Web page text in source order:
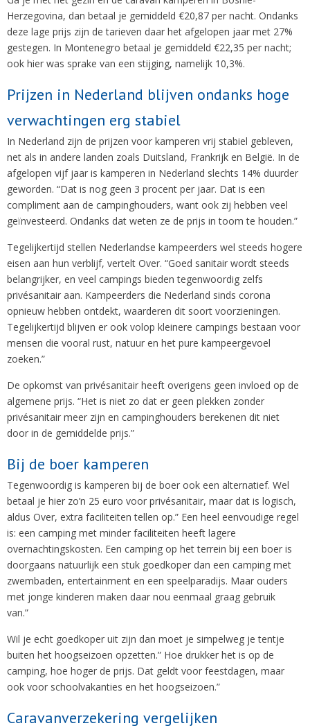
Herzegovina, dan betaal je gemiddeld €20,87 per nacht. Ondanks
deze lage prijs zijn de tarieven daar het afgelopen jaar met 27%
gestegen. In Montenegro betaal je gemiddeld €22,35 per nacht;
ook hier was sprake van een stijging, namelijk 10,3%.
Prijzen in Nederland blijven ondanks hoge
verwachtingen erg stabiel
In Nederland zijn de prijzen voor kamperen vrij stabiel gebleven,
net als in andere landen zoals Duitsland, Frankrijk en België. In de
afgelopen vijf jaar is kamperen in Nederland slechts 14% duurder
geworden. “Dat is nog geen 3 procent per jaar. Dat is een
compliment aan de campinghouders, want ook zij hebben veel
geïnvesteerd. Ondanks dat weten ze de prijs in toom te houden.”
Tegelijkertijd stellen Nederlandse kampeerders wel steeds hogere
eisen aan hun verblijf, vertelt Over. “Goed sanitair wordt steeds
belangrijker, en veel campings bieden tegenwoordig zelfs
privésanitair aan. Kampeerders die Nederland sinds corona
opnieuw hebben ontdekt, waarderen dit soort voorzieningen.
Tegelijkertijd blijven er ook volop kleinere campings bestaan voor
mensen die vooral rust, natuur en het pure kampeergevoel
zoeken.”
De opkomst van privésanitair heeft overigens geen invloed op de
algemene prijs. “Het is niet zo dat er geen plekken zonder
privésanitair meer zijn en campinghouders berekenen dit niet
door in de gemiddelde prijs.”
Bij de boer kamperen
Tegenwoordig is kamperen bij de boer ook een alternatief. Wel
betaal je hier zo’n 25 euro voor privésanitair, maar dat is logisch,
aldus Over, extra faciliteiten tellen op.” Een heel eenvoudige regel
is: een camping met minder faciliteiten heeft lagere
overnachtingskosten. Een camping op het terrein bij een boer is
doorgaans natuurlijk een stuk goedkoper dan een camping met
zwembaden, entertainment en een speelparadijs. Maar ouders
met jonge kinderen maken daar nou eenmaal graag gebruik
van.”
Wil je echt goedkoper uit zijn dan moet je simpelweg je tentje
buiten het hoogseizoen opzetten.” Hoe drukker het is op de
camping, hoe hoger de prijs. Dat geldt voor feestdagen, maar
ook voor schoolvakanties en het hoogseizoen.”
Caravanverzekering vergelijken